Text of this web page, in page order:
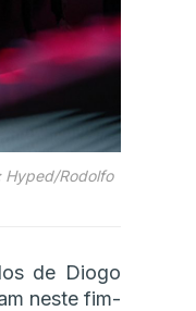
Hyped/Rodolfo
de Diogo
neste fim-